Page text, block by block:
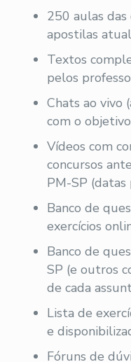
250 aulas das
apostilas
Textos
pelos
Chats ao vivo
com o
Vídeos com
concursos
PM-SP (datas
Banco de
exercícios
Banco de
SP (e outros
de cada
Lista de
e
Fóruns de